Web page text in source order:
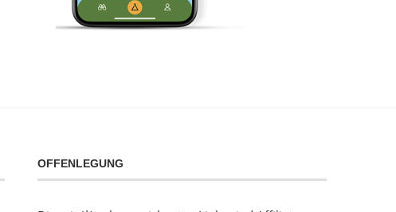
OFFENLEGUNG